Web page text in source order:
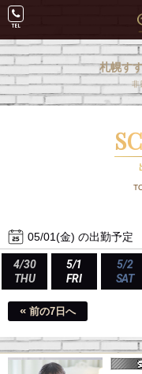
札幌す
非
05/01(金) の出勤予定
4/30
THU
5/1
FRI
5/2
SAT
« 前の7日へ